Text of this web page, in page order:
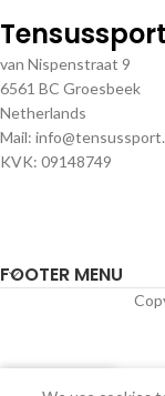
Tensussport
van Nispenstraat 9
6561 BC Groesbeek
Netherlands
Mail:
KVK: 09148749
FOOTER MENU